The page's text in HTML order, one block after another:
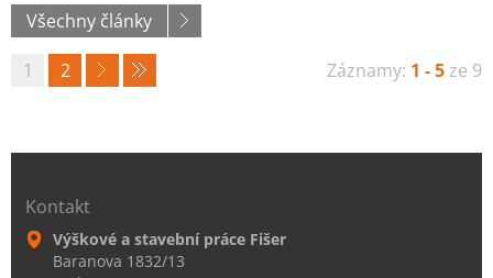
Všechny články
Záznamy: 1 - 5ze 9
1 2
Kontakt
Výškové a stavební práce Fišer
Baranova 1832/13